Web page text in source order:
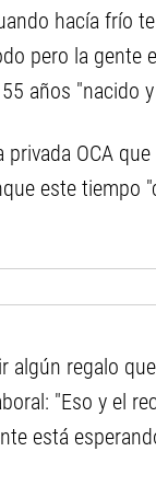
hacía frío
pero la gente
años "nacido
OCA
este tiempo
algún regalo
"Eso y el
está